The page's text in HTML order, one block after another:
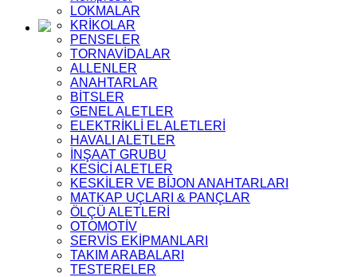
LOKMALAR
KRİKOLAR
PENSELER
TORNAVİDALAR
ALLENLER
ANAHTARLAR
BİTSLER
GENEL ALETLER
ELEKTRİKLİ EL ALETLERİ
HAVALI ALETLER
İNŞAAT GRUBU
KESİCİ ALETLER
KESKİLER VE BİJON ANAHTARLARI
MATKAP UÇLARI & PANÇLAR
ÖLÇÜ ALETLERİ
OTOMOTİV
SERVİS EKİPMANLARI
TAKIM ARABALARI
TESTERELER